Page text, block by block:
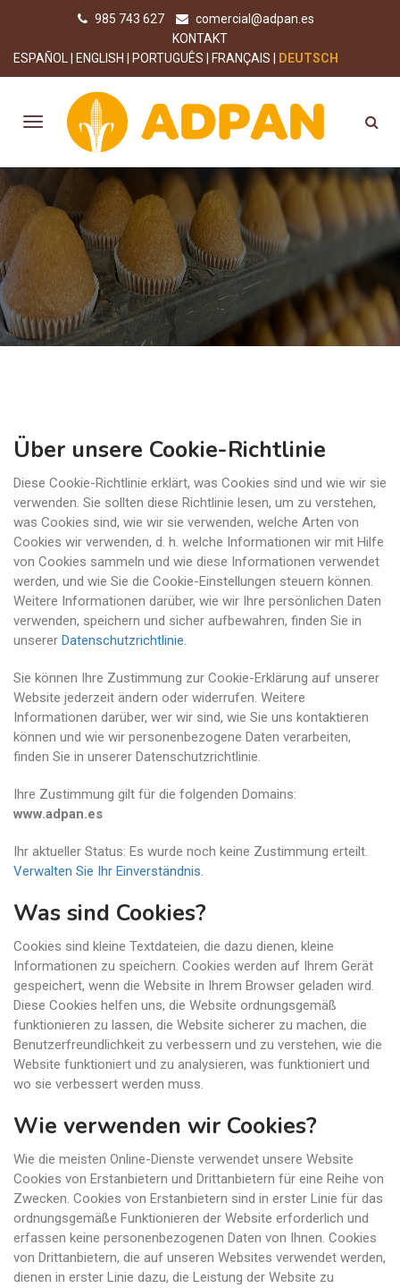
985 743 627
comercial@adpan.es
KONTAKT
ESPAÑOL
ENGLISH PORTUGUÊS FRANÇAIS DEUTSCH
Über unsere Cookie-Richtlinie
Diese Cookie-Richtlinie erklärt, was Cookies sind und wie wir sie
verwenden. Sie sollten diese Richtlinie lesen, um zu verstehen,
was Cookies sind, wie wir sie verwenden, welche Arten von
Cookies wir verwenden, d. h. welche Informationen wir mit Hilfe
von Cookies sammeln und wie diese Informationen verwendet
werden, und wie Sie die Cookie-Einstellungen steuern können.
Weitere Informationen darüber, wie wir Ihre persönlichen Daten
verwenden, speichern und sicher aufbewahren, finden Sie in
unserer Datenschutzrichtlinie.
Sie können Ihre Zustimmung zur Cookie-Erklärung auf unserer
Website jederzeit ändern oder widerrufen. Weitere
Informationen darüber, wer wir sind, wie Sie uns kontaktieren
können und wie wir personenbezogene Daten verarbeiten,
finden Sie in unserer Datenschutzrichtlinie.
Ihre Zustimmung gilt für die folgenden Domains:
www.adpan.es
Ihr aktueller Status: Es wurde noch keine Zustimmung erteilt.
Verwalten Sie Ihr Einverständnis.
Was sind Cookies?
Cookies sind kleine Textdateien, die dazu dienen, kleine
Informationen zu speichern. Cookies werden auf Ihrem Gerät
gespeichert, wenn die Website in Ihrem Browser geladen wird.
Diese Cookies helfen uns, die Website ordnungsgemäß
funktionieren zu lassen, die Website sicherer zu machen, die
Benutzerfreundlichkeit zu verbessern und zu verstehen, wie die
Website funktioniert und zu analysieren, was funktioniert und
wo sie verbessert werden muss.
Wie verwenden wir Cookies?
Wie die meisten Online-Dienste verwendet unsere Website
Cookies von Erstanbietern und Drittanbietern für eine Reihe von
Zwecken. Cookies von Erstanbietern sind in erster Linie für das
ordnungsgemäße Funktionieren der Website erforderlich und
erfassen keine personenbezogenen Daten von Ihnen. Cookies
von Drittanbietern, die auf unseren Websites verwendet werden,
dienen in erster Linie dazu, die Leistung der Website zu